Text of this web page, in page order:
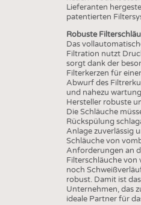
Lieferanten
patentierten
Robuste
Das
Filtration nutzt
sorgt dank der
Filterkerzen für
Abwurf des
und nahezu
Hersteller robuste
Die Schläuche
Rückspülung
Anlage zuverlässig
Schläuche von
Anforderungen an
Filterschläuche von
noch
robust. Damit ist
Unternehmen, das
ideale Partner für